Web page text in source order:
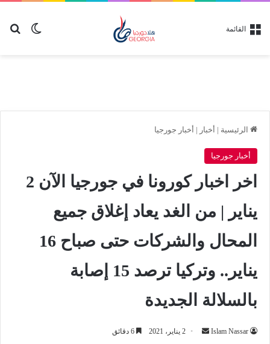
الوضع القائمة
الرئيسية | أخبار | أخبار جورجيا
أخبار جورجيا
اخر اخبار كورونا في جورجيا الآن 2
يناير | من الغد يعاد إغلاق جميع
المحال والشركات حتى صباح 16
يناير.. وتركيا ترصد 15 إصابة
بالسلالة الجديدة
Islam Nassar
أرسل 2 يناير، 2021